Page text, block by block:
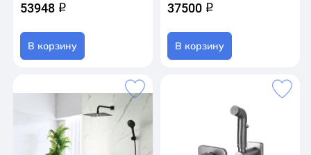
53948 q
В корзину
37500 q
В корзину